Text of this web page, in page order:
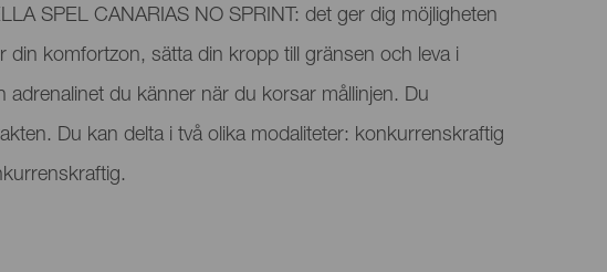
SPEL CANARIAS NO SPRINT: det ger dig möjligheten
din komfortzon, sätta din kropp till gränsen och leva i
adrenalinet du känner när du korsar mållinjen. Du
Du kan delta i två olika modaliteter: konkurrenskraftig